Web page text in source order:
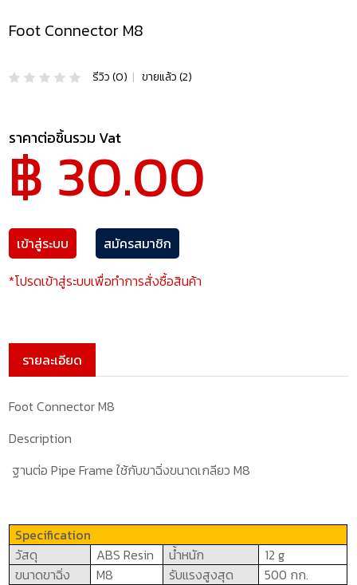
Foot Connector M8
รีวิว (0) | ขายแล้ว (2)
ราคาต่อชิ้นรวม Vat
฿ 30.00
เข้าสู่ระบบ
สมัครสมาชิก
*โปรดเข้าสู่ระบบเพื่อทำการสั่งซื้อสินค้า
รายละเอียด
Foot Connector M8
Description
ฐานต่อPipe Frameใช้กับขาฉิ่งขนาดเกลียว M8
Specification
วัสดุ
ABS Resin น้ำหนัก
12 g
ขนาดขาฉิ่ง
M8 รับแรงสูงสุด 500 กก.